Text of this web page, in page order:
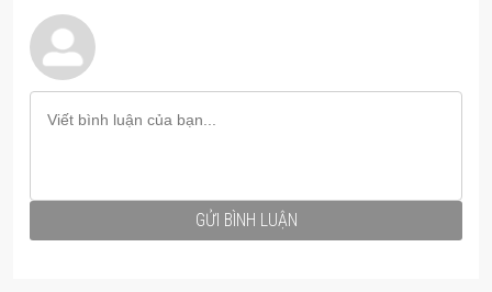
tảng như iOS, Android cùng những hệ thống loa
thông minh khác.
Người dùng cũng có thể sử dụng app Audio Pro
Control trên smartphone để điều khiển các tính
GỬI BÌNH LUẬN